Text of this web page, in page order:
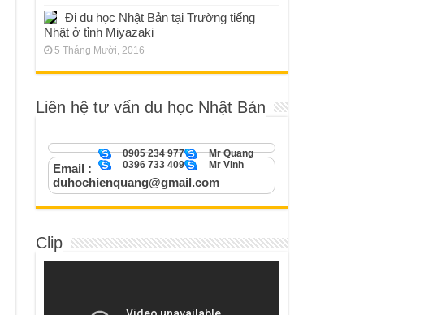
Đi du học Nhật Bản tại Trường tiếng
Nhật ở tỉnh Miyazaki
5 Tháng Mười, 2016
Liên hệ tư vấn du học Nhật Bản
Mr Quang
0905 234 977
Mr Vinh
0396 733 409
Email :
duhochienquang@gmail.com
Clip